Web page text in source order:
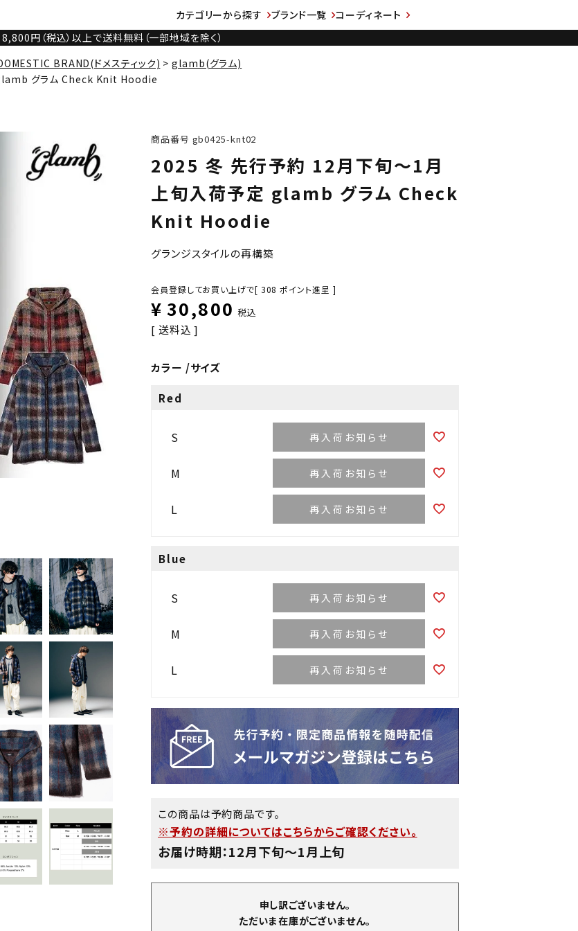
カテゴリーから探す ブランド一覧
コーディネート
8,800円（税込）以上で送料無料（一部地域を除く）
BRAND(ドメスティック)
glamb(グラム)
グラム Check Knit Hoodie
商品番号 gb0425-knt02
2025 冬 先行予約 12月下旬～1月
上旬入荷予定 glamb グラム Check
Knit Hoodie
グランジスタイルの再構築
会員登録してお買い上げで[ 308 ポイント進呈 ]
¥ 30,800 税込
送料込
カラー サイズ
Red
S 再入荷お知らせ
M 再入荷お知らせ
L 再入荷お知らせ
Blue
S 再入荷お知らせ
M 再入荷お知らせ
L 再入荷お知らせ
この商品は予約商品です。
※予約の詳細についてはこちらからご確認ください。
お届け時期：12月下旬〜1月上旬
申し訳ございません。
ただいま在庫がございません。